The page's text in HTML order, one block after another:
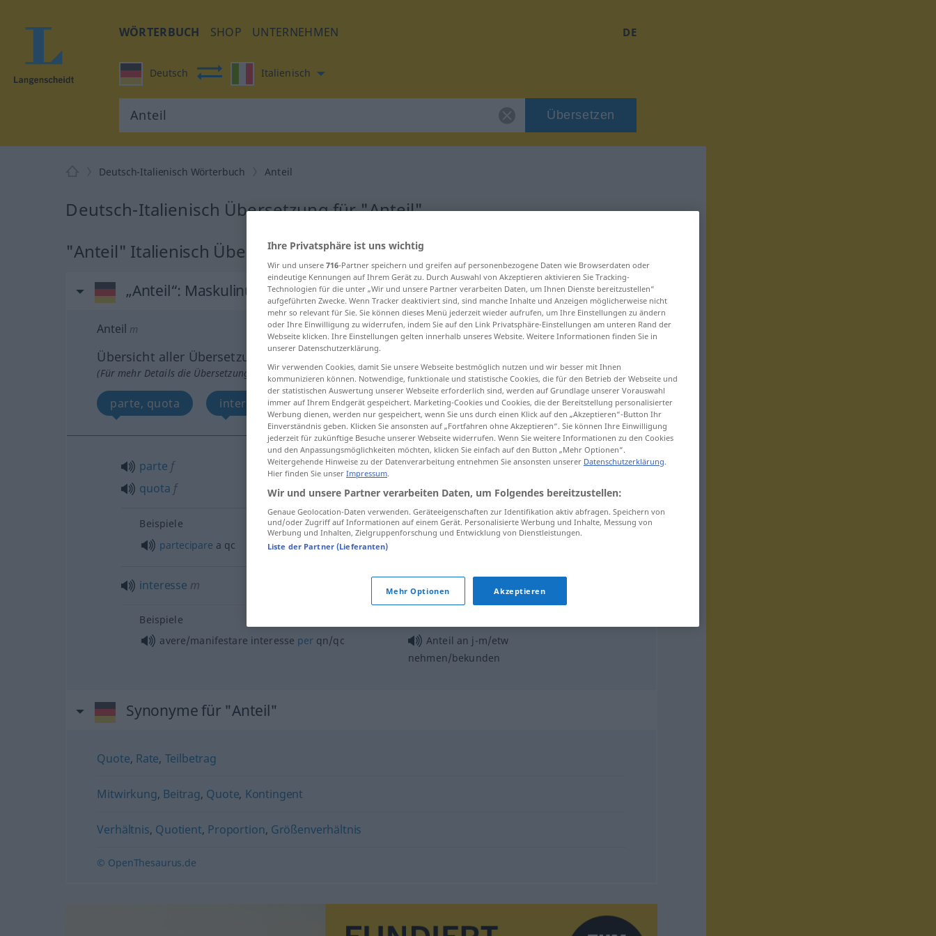
WÖRTERBUCH SHOP UNTERNEHMEN DE
Deutsch Italienisch
Übersetzen
Deutsch-Italienisch Wörterbuch Anteil
Deutsch-Italienisch Übersetzung für "Anteil"
"Anteil" Italienisch Übersetzung
„Anteil“: Maskulinum
Anteil m
Übersicht aller Übersetzungen
(Für mehr Details die Übersetzung anklicken/antippen)
parte, quota interesse
parte f
quota f
Anteil
Beispiele
partecipare a qc
interesse m Anteil
Beispiele
avere/manifestare interesse perqn/qc
Anteil an j-m/etw
nehmen/bekunden
Synonyme für "Anteil"
Quote, Rate, Teilbetrag
Mitwirkung, Beitrag, Quote, Kontingent
Verhältnis, Quotient, Proportion, Größenverhältnis
© OpenThesaurus.de
Ihre Privatsphäre ist uns wichtig
Wir und unsere 716-Partner speichern und greifen auf personenbezogene Daten wie Browserdaten oder
eindeutige Kennungen auf Ihrem Gerät zu. Durch Auswahl von Akzeptieren aktivieren Sie Tracking-
Technologien für die unter „Wir und unsere Partner verarbeiten Daten, um Ihnen Dienste bereitzustellen“
aufgeführten Zwecke. Wenn Tracker deaktiviert sind, sind manche Inhalte und Anzeigen möglicherweise nicht
mehr so relevant für Sie. Sie können dieses Menü jederzeit wieder aufrufen, um Ihre Einstellungen zu ändern
oder Ihre Einwilligung zu widerrufen, indem Sie auf den Link Privatsphäre-Einstellungen am unteren Rand der
Webseite klicken. Ihre Einstellungen gelten innerhalb unseres Website. Weitere Informationen finden Sie in
unserer Datenschutzerklärung.
Wir verwenden Cookies, damit Sie unsere Webseite bestmöglich nutzen und wir besser mit Ihnen
kommunizieren können. Notwendige, funktionale und statistische Cookies, die für den Betrieb der Webseite und
der statistischen Auswertung unserer Webseite erforderlich sind, werden auf Grundlage unserer Vorauswahl
immer auf Ihrem Endgerät gespeichert. Marketing-Cookies und Cookies, die der Bereitstellung personalisierter
Werbung dienen, werden nur gespeichert, wenn Sie uns durch einen Klick auf den „Akzeptieren“-Button Ihr
Einverständnis geben. Klicken Sie ansonsten auf „Fortfahren ohne Akzeptieren“. Sie können Ihre Einwilligung
jederzeit für zukünftige Besuche unserer Webseite widerrufen. Wenn Sie weitere Informationen zu den Cookies
und den Anpassungsmöglichkeiten möchten, klicken Sie einfach auf den Button „Mehr Optionen“.
Weitergehende Hinweise zu der Datenverarbeitung entnehmen Sie ansonsten unserer Datenschutzerklärung.
Hier finden Sie unser Impressum.
Wir und unsere Partner verarbeiten Daten, um Folgendes bereitzustellen:
Genaue Geolocation-Daten verwenden. Geräteeigenschaften zur Identifikation aktiv abfragen. Speichern von
und/oder Zugriff auf Informationen auf einem Gerät. Personalisierte Werbung und Inhalte, Messung von
Werbung und Inhalten, Zielgruppenforschung und Entwicklung von Dienstleistungen.
Liste der Partner (Lieferanten)
Mehr Optionen Akzeptieren